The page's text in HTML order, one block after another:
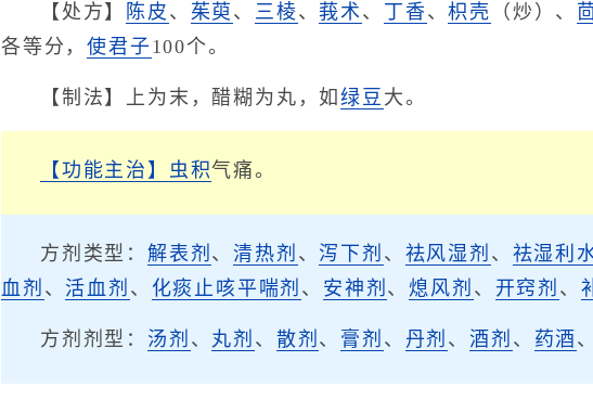
【处方】 陈皮 、 茱萸 、 三棱、莪术 、 丁香、枳壳 （炒）、
各等分，使君子100个。
【制法】上为末，醋糊为丸，如绿豆 大。
【功能主治】 虫积气痛。
方剂类型： 解表剂 、清热剂 、 泻下剂 、 祛风湿剂 、 祛湿利
血剂 、 活血剂 、 化痰止咳平喘剂 、 安神剂 、熄风剂 、 开窍剂 、
方剂剂型： 汤剂 、 丸剂 、 散剂 、 膏剂 、 丹剂 、酒剂 、 药酒 、